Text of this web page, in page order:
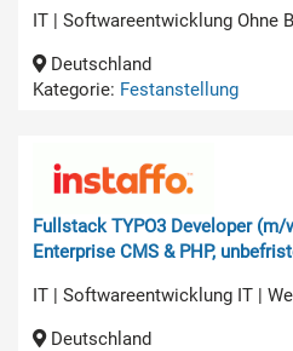
IT | Softwareentwicklung Ohne
Deutschland
Kategorie: Festanstellung
Fullstack TYPO3 Developer
Enterprise CMS & PHP,
IT | Softwareentwicklung IT |
Deutschland